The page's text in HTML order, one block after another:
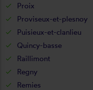
Proix
Proviseux-et-plesnoy
Puisieux-et-clanlieu
Quincy-basse
Raillimont
Regny
Remies